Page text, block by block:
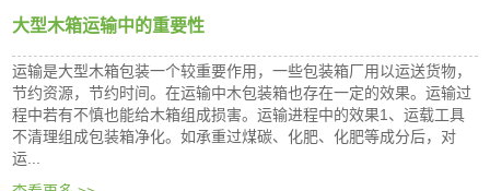
大型木箱运输中的重要性
运输是大型木箱包装一个较重要作用，一些包装箱厂用以运送货物，
节约资源，节约时间。在运输中木包装箱也存在一定的效果。运输过
程中若有不慎也能给木箱组成损害。运输进程中的效果1、运载工具
不清理组成包装箱净化。如承重过煤碳、化肥、化肥等成分后，对
运...